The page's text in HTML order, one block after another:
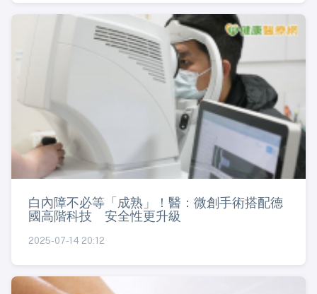
白內障不必等「成熟」！醫：微創手術搭配德
國高階科技 安全性更升級
2025-07-14 20:12